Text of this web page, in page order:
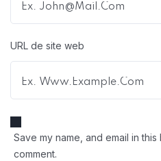
URL de site web
Save my name, and email in
comment.